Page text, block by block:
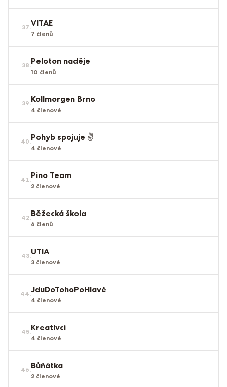
37.VITAE
7 členů
38.Peloton naděje
10 členů
39.Kollmorgen Brno
4 členové
40.Pohyb spojuje ✌️
4 členové
41.Pino Team
2 členové
42.Běžecká škola
6 členů
43.UTIA
3 členové
44.JduDoTohoPoHlavě
4 členové
45.Kreatívci
4 členové
46.Bůňátka
2 členové